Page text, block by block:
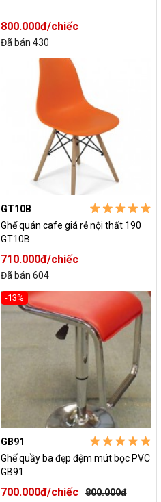
800.000đ/chiếc
Đã bán 430
GT10B
Ghế quán cafe giá rẻ nội thất 190
GT10B
710.000đ/chiếc
Đã bán 604
-13%
GB91
Ghế quầy ba đẹp đệm mút bọc PVC
GB91
700.000đ/chiếc
800.000đ